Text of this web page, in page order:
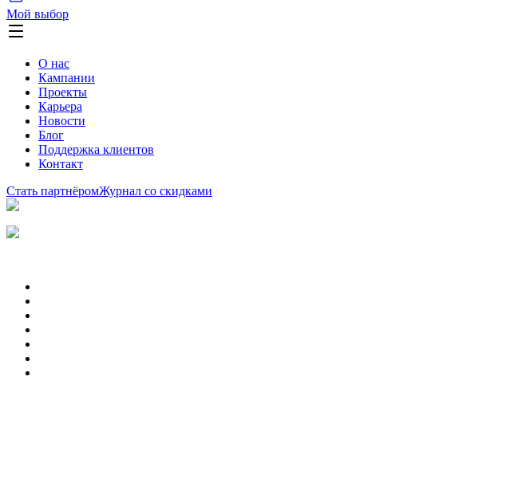
Мой выбор
О нас
Кампании
Проекты
Карьера
Новости
Блог
Поддержка клиентов
Контакт
Стать партнёромЖурнал со скидками